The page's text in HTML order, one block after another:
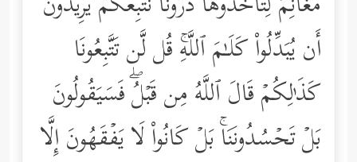
أَن یُبَدِّلُواْ كَلَـٰمَ ٱللَّهِۚ قُل لَّن تَتَّبِعُونَا
كَذَ ٰ⁠لِكُمۡ قَالَ ٱللَّهُ مِن قَبۡلُۖ فَسَیَقُولُونَ
بَلۡ تَحۡسُدُونَنَاۚ بَلۡ كَانُواْ لَا یَفۡقَهُونَ إِلَّا